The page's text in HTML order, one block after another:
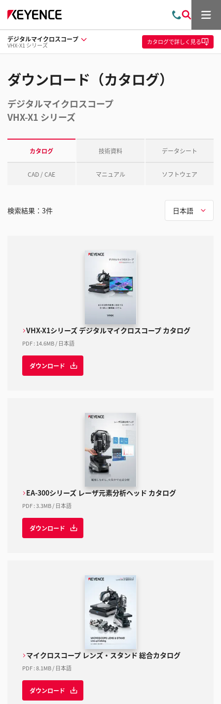
問
い
合
わ
索
メ
ュ
ー
デジタルマイクロスコープ
VHX-X1 シリーズ カタログで詳しく見る
ダウンロード（カタログ）
デジタルマイクロスコープ
VHX-X1 シリーズ
カタログ 技術資料 データシート
CAD / CAE マニュアル ソフトウェア
検索結果： 3件 日本語
VHX-X1シリーズ デジタルマイクロスコープ カタログ
PDF: 14.6MB/ 日本語
ダウンロード
EA-300シリーズ レーザ元素分析ヘッド カタログ
PDF:3.3MB/ 日本語
ダウンロード
マイクロスコープ レンズ・スタンド 総合カタログ
PDF:8.1MB/ 日本語
ダウンロード